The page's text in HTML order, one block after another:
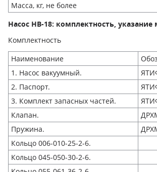
Масса, кг, не более
Насос НВ-18: комплектность, указание
Комплектность
Наименование
1. Насос вакуумный.
2. Паспорт.
3. Комплект запасных частей.
Клапан.
Пружина.
Кольцо 006-010-25-2-6.
Кольцо 045-050-30-2-6.